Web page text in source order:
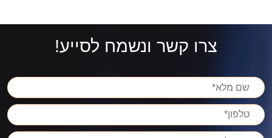
צרו קשר ונשמח לסייע!